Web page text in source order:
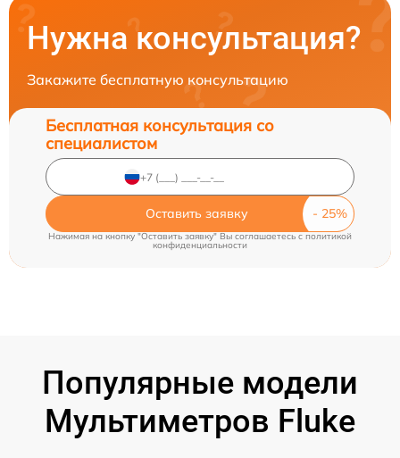
Нужна консультация?
Закажите бесплатную консультацию
Бесплатная консультация со
специалистом
Оставить заявку
Нажимая на кнопку "Оставить заявку" Вы соглашаетесь cполитикой
конфиденциальности
Популярные модели
Мультиметров Fluke